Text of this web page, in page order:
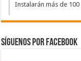
Instalarán más de
Síguenos por Facebook